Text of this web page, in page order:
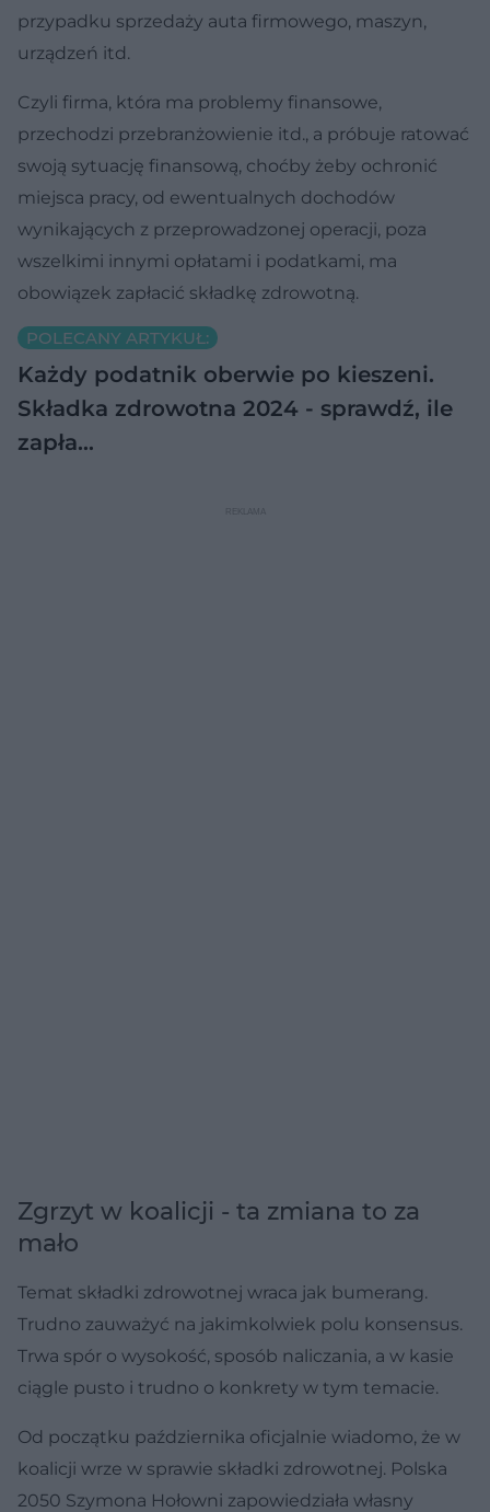
przypadku sprzedaży auta firmowego, maszyn,
urządzeń itd.
Czyli firma, która ma problemy finansowe,
przechodzi przebranżowienie itd., a próbuje ratować
swoją sytuację finansową, choćby żeby ochronić
miejsca pracy, od ewentualnych dochodów
wynikających z przeprowadzonej operacji, poza
wszelkimi innymi opłatami i podatkami, ma
obowiązek zapłacić składkę zdrowotną.
POLECANY ARTYKUŁ:
Każdy podatnik oberwie po kieszeni.
Składka zdrowotna 2024 - sprawdź, ile
zapła…
Zgrzyt w koalicji - ta zmiana to za
mało
Temat składki zdrowotnej wraca jak bumerang.
Trudno zauważyć na jakimkolwiek polu konsensus.
Trwa spór o wysokość, sposób naliczania, a w kasie
ciągle pusto i trudno o konkrety w tym temacie.
Od początku października oficjalnie wiadomo, że w
koalicji wrze w sprawie składki zdrowotnej. Polska
2050 Szymona Hołowni zapowiedziała własny